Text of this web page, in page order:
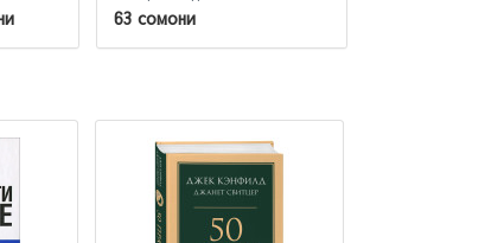
63 сомони